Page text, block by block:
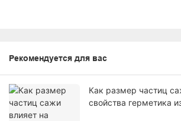
Рекомендуется для вас
Как размер частиц
свойства герметика